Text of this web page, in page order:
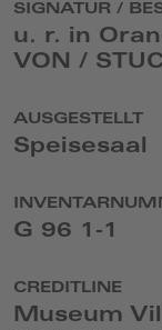
SIGNATUR /
u. r. in
VON /
AUSGESTELLT
Speisesaal
G 96 1-1
CREDITLINE
Museum